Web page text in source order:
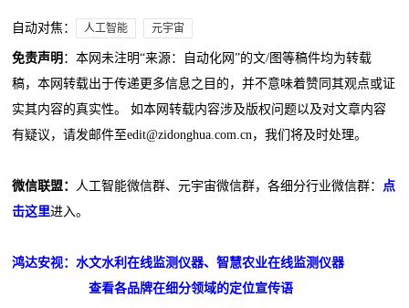
自动对焦： 人工智能 元宇宙
免责声明 ：本网未注明“来源：自动化网”的文/图等稿件均为转载
稿，本网转载出于传递更多信息之目的，并不意味着赞同其观点或证
实其内容的真实性。 如本网转载内容涉及版权问题以及对文章内容
有疑议，请发邮件至edit@zidonghua.com.cn，我们将及时处理。
微信联盟： 人工智能微信群、元宇宙微信群，各细分行业微信群： 点
击这里进入。
鸿达安视：水文水利在线监测仪器、智慧农业在线监测仪器
查看各品牌在细分领域的定位宣传语